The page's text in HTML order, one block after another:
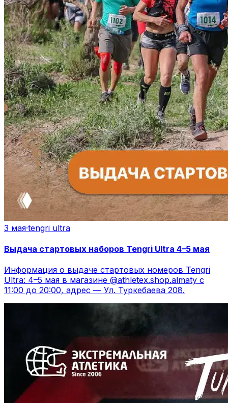
3 мая·tengri ultra
Выдача стартовых наборов Tengri Ultra 4–5 мая
Информация о выдаче стартовых номеров Tengri
Ultra: 4–5 мая в магазине @athletex.shop.almaty с
11:00 до 20:00, адрес — Ул. Туркебаева 208.